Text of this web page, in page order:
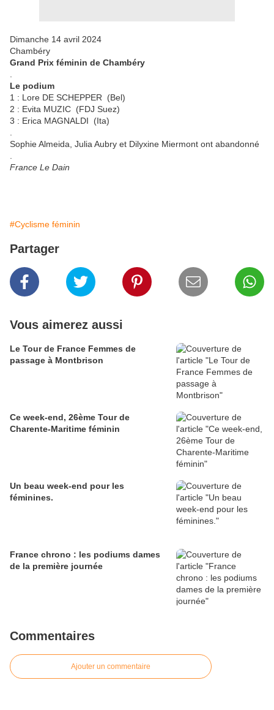
Dimanche 14 avril 2024
Chambéry
Grand Prix féminin de Chambéry
Le podium
1 : Lore DE SCHEPPER (Bel)
2 : Evita MUZIC (FDJ Suez)
3 : Erica MAGNALDI (Ita)
Sophie Almeida, Julia Aubry et Dilyxine Miermont ont abandonné
France Le Dain
#Cyclisme féminin
Partager
Vous aimerez aussi
Le Tour de France Femmes de
passage à Montbrison
Ce week-end, 26ème Tour de
Charente-Maritime féminin
Un beau week-end pour les
féminines.
France chrono : les podiums dames
de la première journée
Commentaires
Ajouter un commentaire